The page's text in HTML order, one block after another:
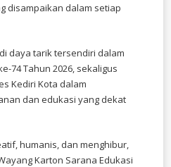
disampaikan dalam setiap
daya tarik tersendiri dalam
74 Tahun 2026, sekaligus
Kediri Kota dalam
dan edukasi yang dekat
humanis, dan menghibur,
Karton Sarana Edukasi